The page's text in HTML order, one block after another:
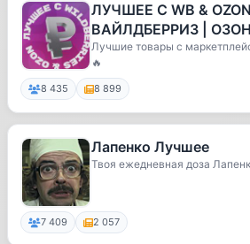
ЛУЧШЕЕ С WB &
ВАЙЛДБЕРРИЗ | ОЗОН
МАРКЕТПЛЕЙСЫ |
Лучшие товары с
🔥
8 435 8 899
Лапенко Лучшее
Твоя ежедневная доза
7 409 2 057